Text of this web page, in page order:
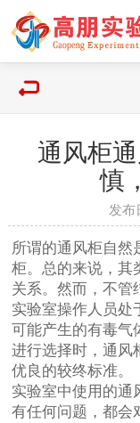
通风柜
慎
发布
所谓的通风柜自然
柜。总的来说，其
关系。然而，不管
实验室操作人员处
可能产生的有毒气
进行选择时，通风
优良的较终标准。
实验室中使用的通
有任何问题，都会